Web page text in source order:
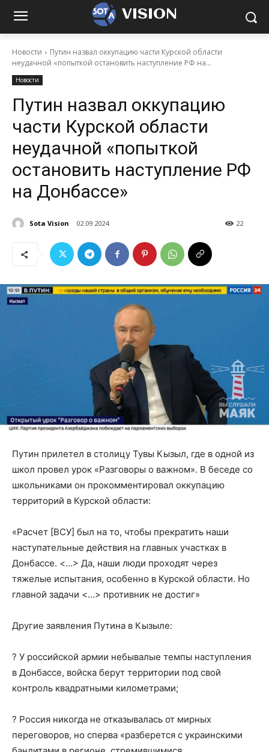
VISION
Новости
Путин назвал оккупацию части Курской области
неудачной «попыткой остановить наступление РФ на...
Новости
Путин назвал оккупацию
части Курской области
неудачной «попыткой
остановить наступление РФ
на Донбассе»
Sota Vision 02.09.2024 22
Путин прилетел в столицу Тувы Кызыл, где в одной из
школ провел урок «Разговоры о важном». В беседе со
школьниками он прокомментировал оккупацию
территорий в Курской области:
«Расчет [ВСУ] был на то, чтобы прекратить наши
наступательные действия на главных участках в
Донбассе. <…> Да, наши люди проходят через
тяжелые испытания, особенно в Курской области. Но
главной задачи <…> противник не достиг»
Другие заявления Путина в Кызыле:
? У российской армии небывалые темпы наступления
в Донбассе, войска берут территории под свой
контроль квадратными километрами;
? Россия никогда не отказывалась от мирных
переговоров, но сперва «разберется с украинскими